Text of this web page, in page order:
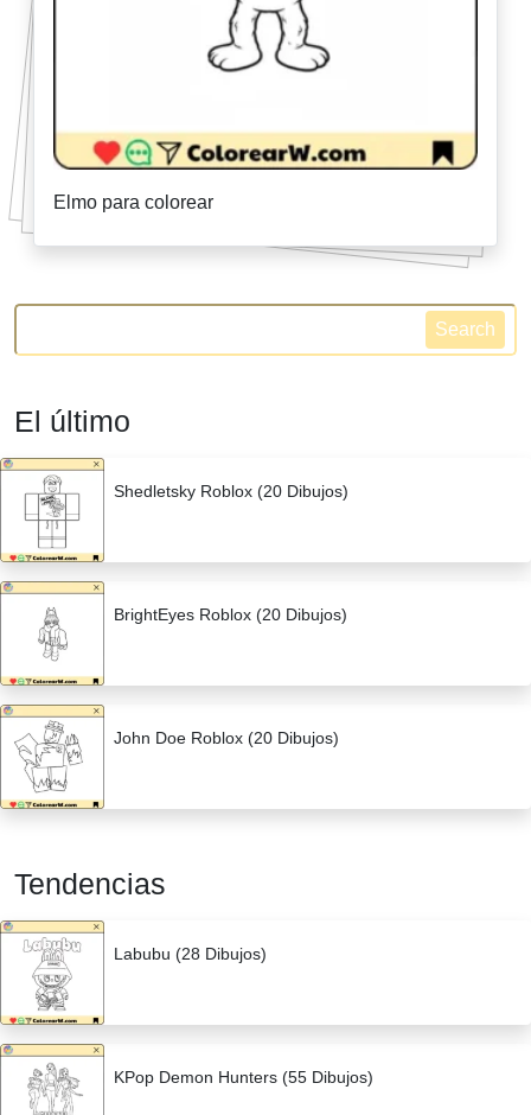
Elmo para colorear
Search
El último
Shedletsky Roblox (20 Dibujos)
BrightEyes Roblox (20 Dibujos)
John Doe Roblox (20 Dibujos)
Tendencias
Labubu (28 Dibujos)
KPop Demon Hunters (55 Dibujos)